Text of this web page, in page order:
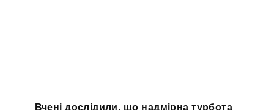
Вчені дослідили, що надмірна турбота